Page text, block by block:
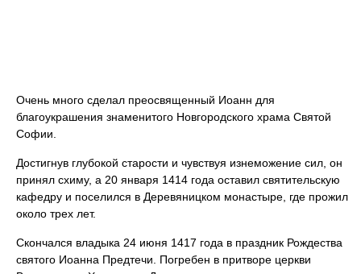
Очень много сделал преосвященный Иоанн для
благоукрашения знаменитого Новгородского храма Святой
Софии.
Достигнув глубокой старости и чувствуя изнеможение сил, он
принял схиму, а 20 января 1414 года оставил святительскую
кафедру и поселился в Деревяницком монастыре, где прожил
около трех лет.
Скончался владыка 24 июня 1417 года в праздник Рождества
святого Иоанна Предтечи. Погребен в притворе церкви